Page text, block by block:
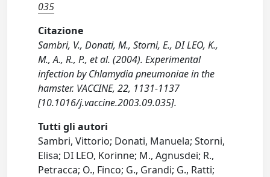
035
Citazione
Sambri, V., Donati, M., Storni, E., DI LEO, K.,
M., A., R., P., et al. (2004). Experimental
infection by Chlamydia pneumoniae in the
hamster. VACCINE, 22, 1131-1137
[10.1016/j.vaccine.2003.09.035].
Tutti gli autori
Sambri, Vittorio; Donati, Manuela; Storni,
Elisa; DI LEO, Korinne; M., Agnusdei; R.,
Petracca; O., Finco; G., Grandi; G., Ratti;